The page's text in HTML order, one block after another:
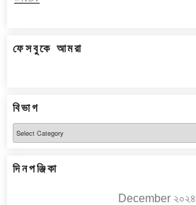
ফেসবুকে আমরা
বিভাগ
বিভাগ
দিনপঞ্জিকা
December ২০২৪